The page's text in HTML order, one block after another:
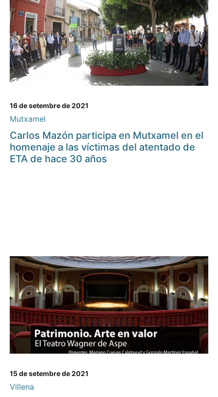
16 de setembre de 2021
Mutxamel
Carlos Mazón participa en Mutxamel en el
homenaje a las víctimas del atentado de
ETA de hace 30 años
15 de setembre de 2021
Villena